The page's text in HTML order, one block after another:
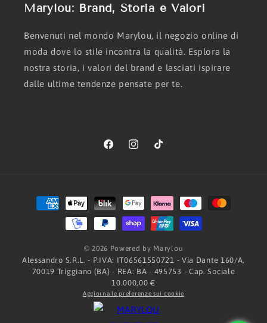
Marylou: Brand, Storia e Valori
Benvenuti nel mondo Marylou, il negozio online di
moda dove lo stile incontra la qualità. Esplora la
nostra storia, i valori del brand e lasciati ispirare
dalle ultime tendenze pensate per te.
FacebookInstagramTikTok
Metodi
di
pagamento
© 2026 Powered by Marylou
Alessandro S.R.L. - P.IVA: IT06561550721 - Via Dante 160/A,
70019 Triggiano (BA) - REA: BA - 495753 - Cap. Sociale
10.000,00 €
Aggiorna le preferenze sui cookie